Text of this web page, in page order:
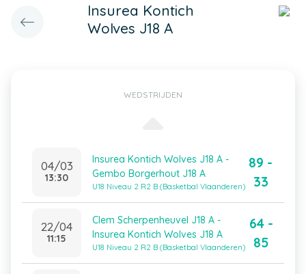
Insurea Kontich
Wolves J18 A
WEDSTRIJDEN
04/03
13:30
Insurea Kontich Wolves J18 A -
Gembo Borgerhout J18 A
U18 Niveau 2 R2 B (Basketbal Vlaanderen)
89 -
33
22/04
11:15
Clem Scherpenheuvel J18 A -
Insurea Kontich Wolves J18 A
U18 Niveau 2 R2 B (Basketbal Vlaanderen)
64 -
85